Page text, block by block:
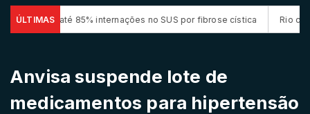
ÚLTIMAS
até 85% internações no SUS por fibrose cística Rio concentra
Anvisa suspende lote de
medicamentos para hipertensão